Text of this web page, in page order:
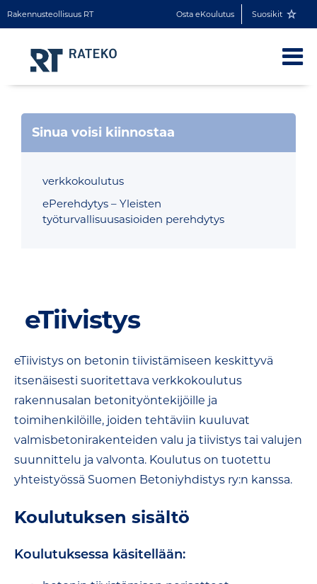
Rakennusteollisuus RT Osta eKoulutus Suosikit
eTiivistys
eTiivistys on betonin tiivistämiseen keskittyvä
itsenäisesti suoritettava verkkokoulutus
rakennusalan betonityöntekijöille ja
toimihenkilöille, joiden tehtäviin kuuluvat
valmisbetonirakenteiden valu ja tiivistys tai valujen
suunnittelu ja valvonta. Koulutus on tuotettu
yhteistyössä Suomen Betoniyhdistys ry:n kanssa.
Koulutuksen sisältö
Koulutuksessa käsitellään:
Sinua voisi kiinnostaa
verkkokoulutus
ePerehdytys – Yleisten
työturvallisuusasioiden perehdytys